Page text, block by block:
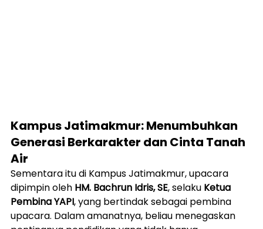
Kampus Jatimakmur: Menumbuhkan
Generasi Berkarakter dan Cinta Tanah
Air
Sementara itu di Kampus Jatimakmur, upacara
dipimpin oleh HM. Bachrun Idris, SE, selaku Ketua
Pembina YAPI, yang bertindak sebagai pembina
upacara. Dalam amanatnya, beliau menegaskan